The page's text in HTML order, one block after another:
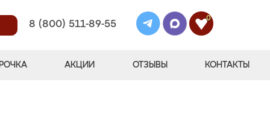
8 (800) 511-89-55
0
АКЦИИ ОТЗЫВЫ КОНТАКТЫ